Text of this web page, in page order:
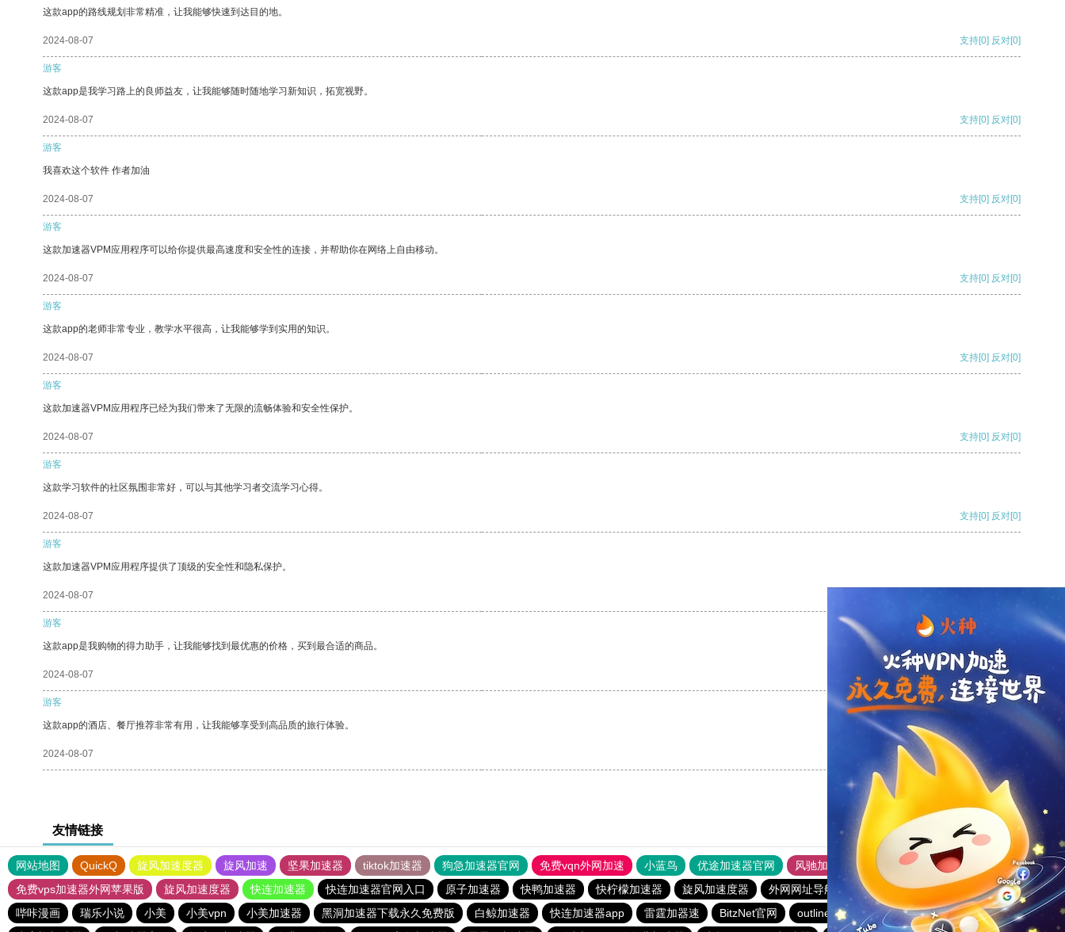
这款app的路线规划非常精准，让我能够快速到达目的地。
2024-08-07 支持[0] 反对[0]
游客
这款app是我学习路上的良师益友，让我能够随时随地学习新知识，拓宽视野。
2024-08-07 支持[0] 反对[0]
游客
我喜欢这个软件 作者加油
2024-08-07 支持[0] 反对[0]
游客
这款加速器VPM应用程序可以给你提供最高速度和安全性的连接，并帮助你在网络上自由移动。
2024-08-07 支持[0] 反对[0]
游客
这款app的老师非常专业，教学水平很高，让我能够学到实用的知识。
2024-08-07 支持[0] 反对[0]
游客
这款加速器VPM应用程序已经为我们带来了无限的流畅体验和安全性保护。
2024-08-07 支持[0] 反对[0]
游客
这款学习软件的社区氛围非常好，可以与其他学习者交流学习心得。
2024-08-07 支持[0] 反对[0]
游客
这款加速器VPM应用程序提供了顶级的安全性和隐私保护。
2024-08-07
游客
这款app是我购物的得力助手，让我能够找到最优惠的价格，买到最合适的商品。
2024-08-07 支持 [0] 反对 [0]
游客
这款app的酒店、餐厅推荐非常有用，让我能够享受到高品质的旅行体验。
2024-08-07 支持
友情链接
网站地图 QuickQ 旋风加速度器 旋风加速 坚果加速器 tiktok加速器 狗急加速器官网 免费vqn外网加速 小蓝鸟 优途加速器官网 风驰加速器
旋风加速器
免费vps加速器外网苹果版
旋风加速度器 快连加速器 快连加速器官网入口 原子加速器 快鸭加速器 快柠檬加速器 旋风加速度器 外网网址导航 软件中心 雷霆加速
狂飙加速器
哔咔漫画
瑞乐小说 小美 小美vpn 小美加速器 黑洞加速器下载永久免费版 白鲸加速器 快连加速器app 雷霆加器速 BitzNet官网 outline BitzNet加速器
旋风加速度器